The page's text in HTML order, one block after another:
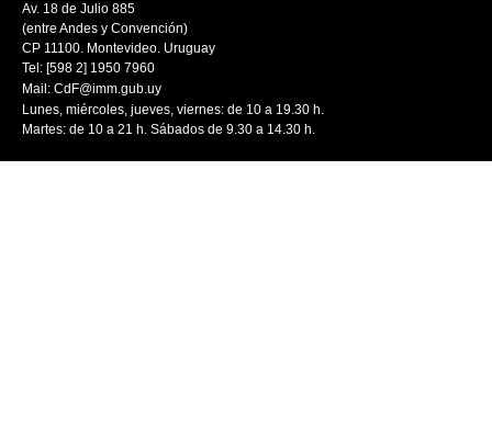
Av. 18 de Julio 885
(entre Andes y Convención)
CP 11100. Montevideo. Uruguay
Tel: [598 2] 1950 7960
Mail: CdF@imm.gub.uy
Lunes, miércoles, jueves, viernes: de 10 a 19.30 h.
Martes: de 10 a 21 h. Sábados de 9.30 a 14.30 h.